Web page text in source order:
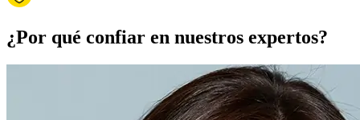
¿Por qué confiar en nuestros expertos?